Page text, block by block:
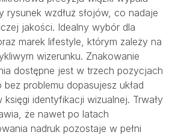
rysunek wzdłuż słojów, co nadaje
jakości. Idealny wybór dla
marek lifestyle, którym zależy na
wizerunku. Znakowanie
dostępne jest w trzech pozycjach
problemu dopasujesz układ
identyfikacji wizualnej. Trwały
że nawet po latach
nadruk pozostaje w pełni